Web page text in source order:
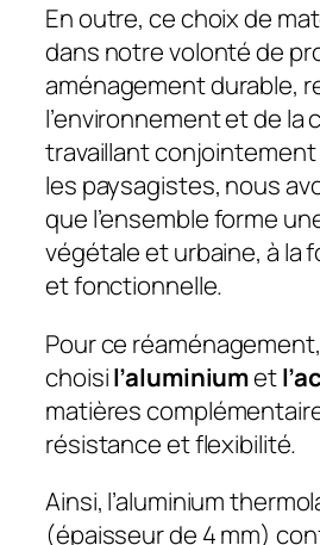
En outre, ce choix de
dans notre volonté de
aménagement durable,
l’environnement et de la
travaillant conjointement
les paysagistes, nous
que l’ensemble forme
végétale et urbaine, à la
et fonctionnelle.
Pour ce
choisil’aluminiumet
matières
résistance et flexibilité.
Ainsi, l’aluminium
(épaisseur de 4 mm)